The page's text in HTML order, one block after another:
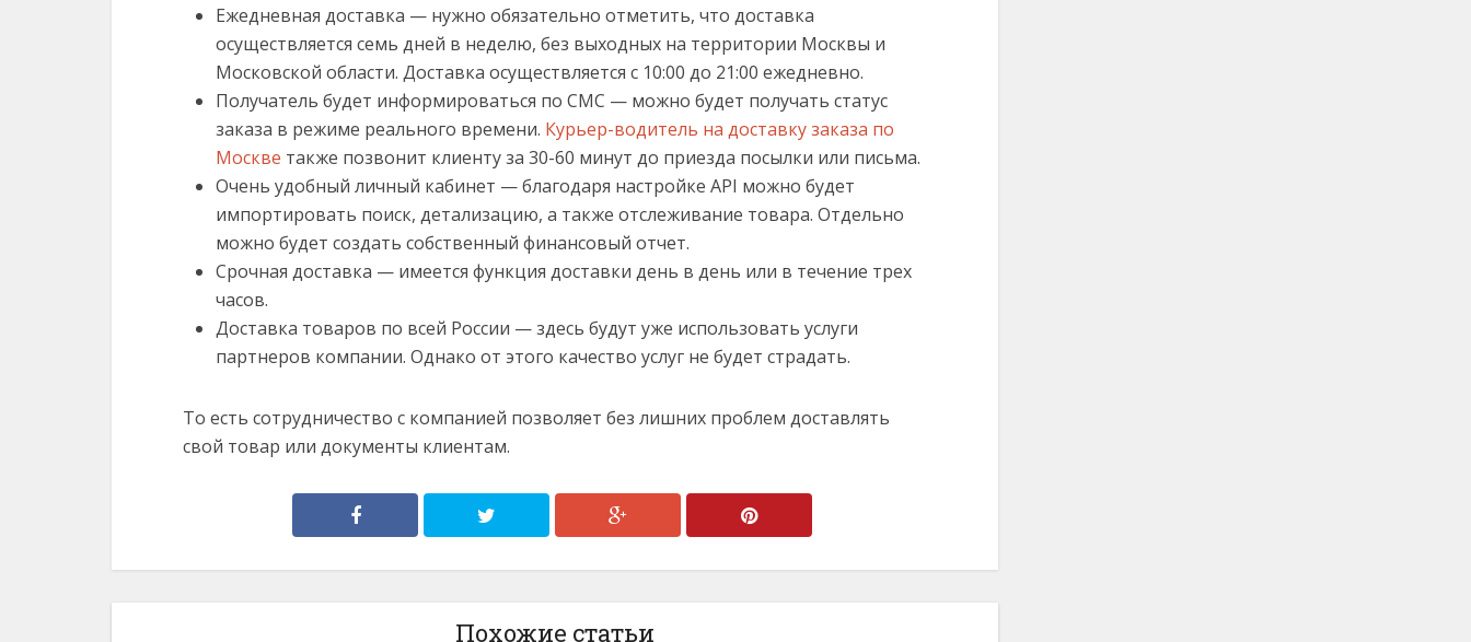
Ежедневная доставка — нужно обязательно отметить, что доставка
осуществляется семь дней в неделю, без выходных на территории Москвы и
Московской области. Доставка осуществляется с 10:00 до 21:00 ежедневно.
Получатель будет информироваться по СМС — можно будет получать статус
заказа в режиме реального времени. Курьер-водитель на доставку заказа по
Москве также позвонит клиенту за 30-60 минут до приезда посылки или письма.
Очень удобный личный кабинет — благодаря настройке API можно будет
импортировать поиск, детализацию, а также отслеживание товара. Отдельно
можно будет создать собственный финансовый отчет.
Срочная доставка — имеется функция доставки день в день или в течение трех
часов.
Доставка товаров по всей России — здесь будут уже использовать услуги
партнеров компании. Однако от этого качество услуг не будет страдать.
То есть сотрудничество с компанией позволяет без лишних проблем доставлять
свой товар или документы клиентам.
Похожие статьи